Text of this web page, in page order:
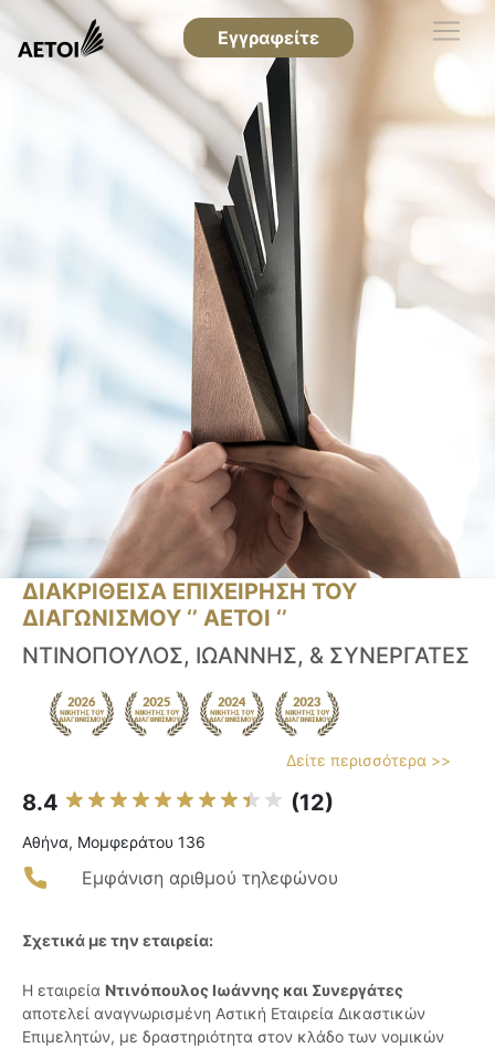
Εγγραφείτε
ΔΙΑΚΡΙΘΕΙΣΑ ΕΠΙΧΕΙΡΗΣΗ ΤΟΥ
ΔΙΑΓΩΝΙΣΜΟΥ ‘’ ΑΕΤΟΙ ‘’
ΝΤΙΝΟΠΟΥΛΟΣ, ΙΩΑΝΝΗΣ, & ΣΥΝΕΡΓΑΤΕΣ
Δείτε περισσότερα >>
8.4 (12)
Αθήνα, Μομφεράτου 136
Εμφάνιση αριθμού τηλεφώνου
Σχετικά με την εταιρεία:
Η εταιρεία Ντινόπουλος Ιωάννης και Συνεργάτες
αποτελεί αναγνωρισμένη Αστική Εταιρεία Δικαστικών
Επιμελητών, με δραστηριότητα στον κλάδο των νομικών